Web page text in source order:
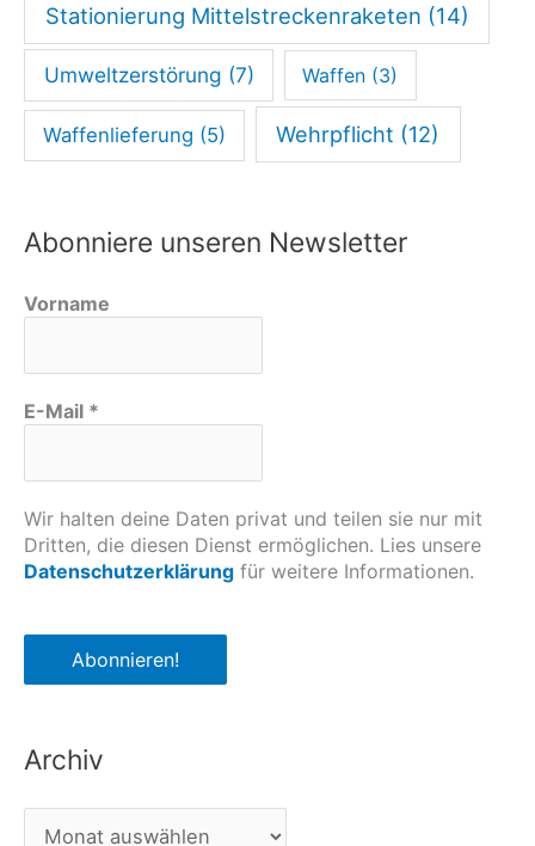
Stationierung Mittelstreckenraketen (14)
Umweltzerstörung (7) Waffen (3)
Waffenlieferung (5) Wehrpflicht (12)
Abonniere unseren Newsletter
Vorname
E-Mail *
Wir halten deine Daten privat und teilen sie nur mit
Dritten, die diesen Dienst ermöglichen. Lies unsere
Datenschutzerklärung für weitere Informationen.
Archiv